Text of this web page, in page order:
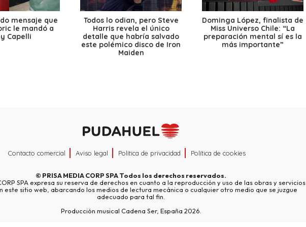
mensaje que
le mandó a
Capelli
Todos lo odian, pero Steve
Harris revela el único
detalle que habría salvado
este polémico disco de Iron
Maiden
Dominga López, finalista de
Miss Universo Chile: “La
preparación mental sí es la
más importante”
Contacto comercial Aviso legal Política de privacidad Política de cookies
© PRISA MEDIA CORP SPATodos los derechos reservados.
SPA expresa su reserva de derechos en cuanto a la reproducción y uso de las obras y servicios
este sitio web, abarcando los medios de lectura mecánica o cualquier otro medio que se juzgue
adecuado para tal fin.
Producción musical Cadena Ser, España 2026.